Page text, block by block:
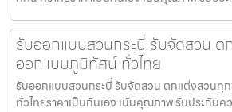
รับออกแบบสวนกระบี่ รับจัดสวน ต
ออกแบบภูมิทัศน์ ทั่วไทย
รับออกแบบสวนกระบี่ รับจัดสวน ตกแต่งสวน
ทั่วไทยราคาเป็นกันเอง เน้นคุณภาพ รับประกันค